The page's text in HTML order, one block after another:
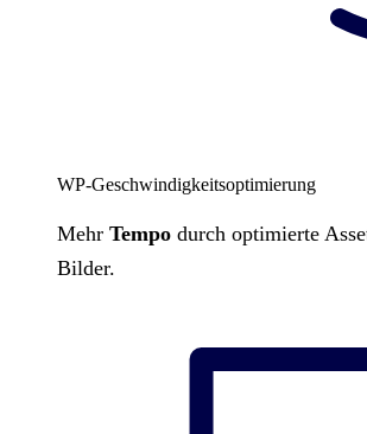
WP-Geschwindigkeitsoptimierung
Mehr Tempo durch optimierte
Bilder.